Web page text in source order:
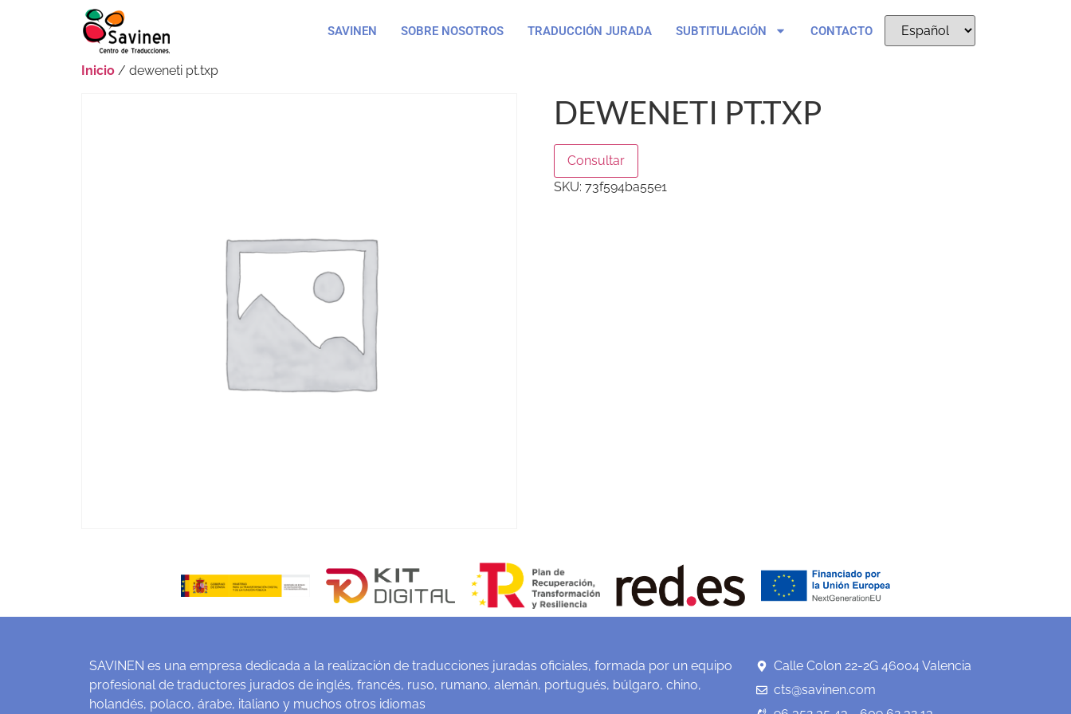
SAVINEN SOBRE NOSOTROS TRADUCCIÓN JURADA SUBTITULACIÓN CONTACTO
Inicio / deweneti pt.txp
DEWENETI PT.TXP
Consultar
SKU: 73f594ba55e1
SAVINEN es una empresa dedicada a la realización de traducciones juradas oficiales, formada por un equipo
profesional de traductores jurados de inglés, francés, ruso, rumano, alemán, portugués, búlgaro, chino,
holandés, polaco, árabe, italiano y muchos otros idiomas
Calle Colon 22-2G 46004 Valencia
cts@savinen.com